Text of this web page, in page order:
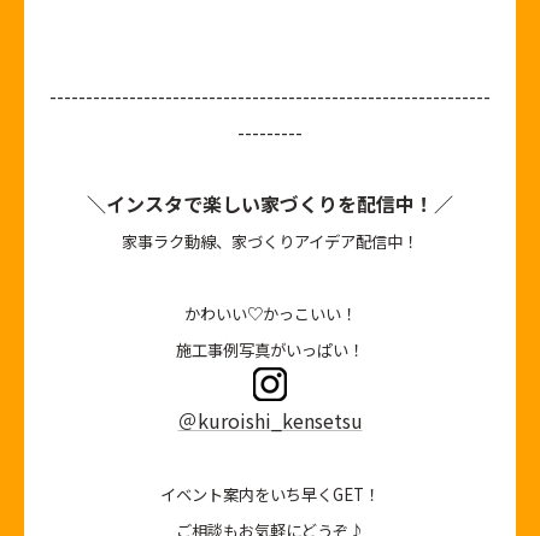
-------------------------------------------------------------
---------
＼インスタで楽しい家づくりを配信中！／
家事ラク動線、家づくりアイデア配信中！
かわいい♡かっこいい！
施工事例写真がいっぱい！
＠kuroishi_kensetsu
イベント案内をいち早くGET！
ご相談もお気軽にどうぞ♪